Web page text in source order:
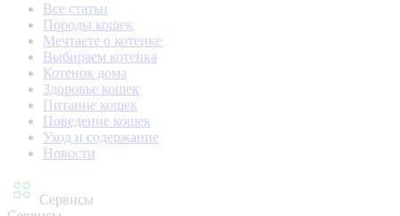
Все статьи
Породы кошек
Мечтаете о котенке
Выбираем котенка
Котенок дома
Здоровье кошек
Питание кошек
Поведение кошек
Уход и содержание
Новости
Сервисы